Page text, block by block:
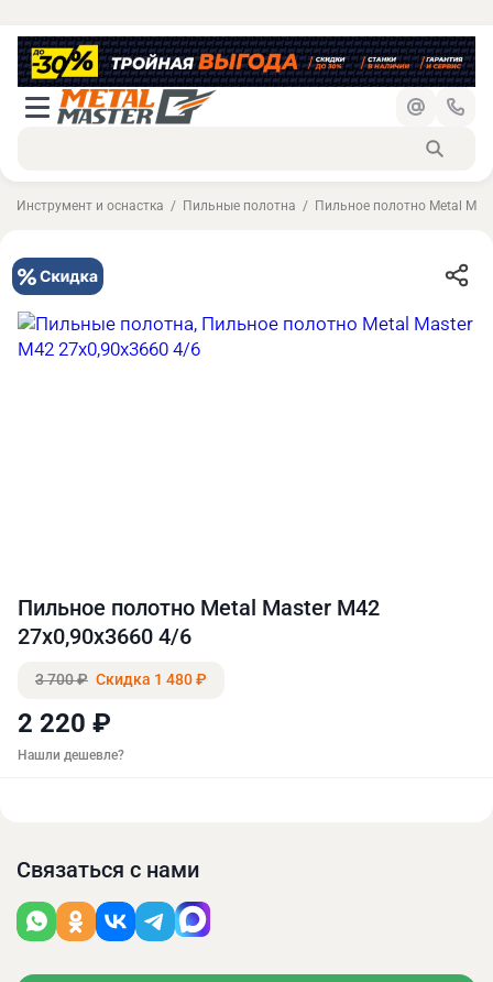
Инструмент и оснастка Пильные полотна Пильное полотно Metal
Пильное полотно Metal Master M42
27х0,90х3660 4/6
3 700 ₽ Скидка 1 480 ₽
2 220 ₽
Нашли дешевле?
Связаться с нами